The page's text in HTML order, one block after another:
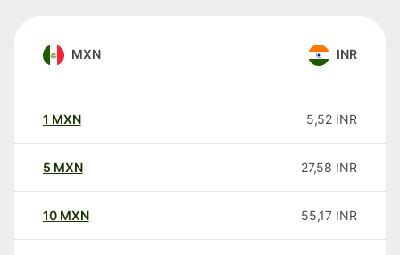
MXN INR
1 MXN 5,52 INR
5 MXN 27,58 INR
10 MXN 55,17 INR